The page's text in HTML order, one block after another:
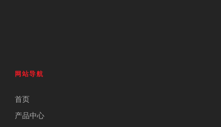
网站导航
首页
产品中心